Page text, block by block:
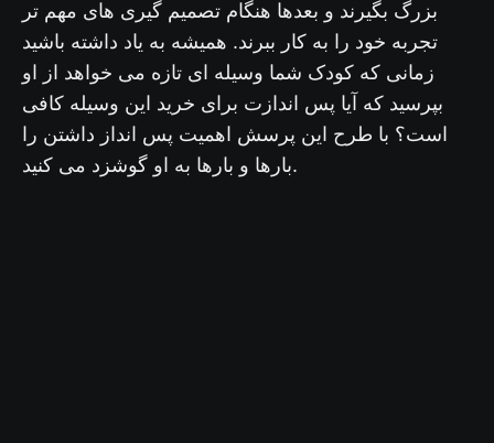
بزرگ بگیرند و بعدها هنگام تصمیم گیری های مهم تر
تجربه خود را به کار ببرند. همیشه به یاد داشته باشید
زمانی که کودک شما وسیله ای تازه می خواهد از او
بپرسید که آیا پس اندازت برای خرید این وسیله کافی
است؟ با طرح این پرسش اهمیت پس انداز داشتن را
بارها و بارها به او گوشزد می کنید.